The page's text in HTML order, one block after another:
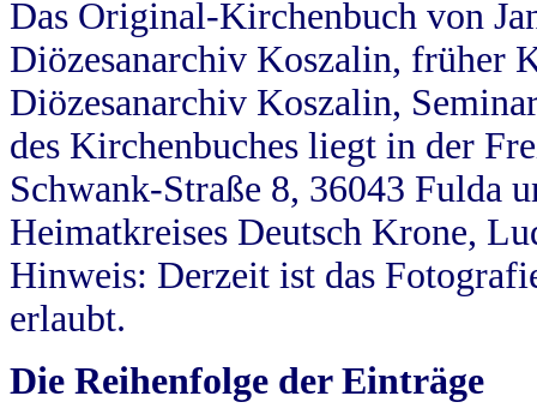
Das Original-Kirchenbuch von
Diözesanarchiv Koszalin, früher
Diözesanarchiv Koszalin,
des Kirchenbuches liegt in der
Schwank-Straße 8, 36043 Fulda
Heimatkreises Deutsch Krone,
Hinweis: Derzeit ist das
erlaubt.
Die Reihenfolge der Einträge